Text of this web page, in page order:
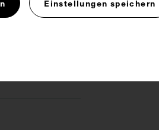
Einstellungen speichern